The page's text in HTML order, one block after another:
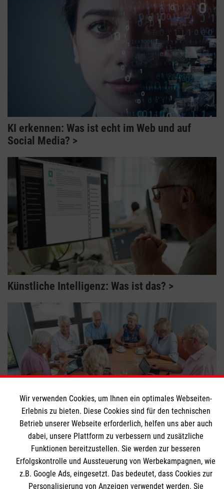
KI erkennen: Was ist echt im Web und auf
Social Media?
Künstliche Intelligenz: Was ist das?
DigitalPakt Alter – jetzt mitmachen
Themenübersicht Über dieses Magazin
Wir verwenden Cookies, um Ihnen ein optimales Webseiten-
Erlebnis zu bieten. Diese Cookies sind für den technischen
Betrieb unserer Webseite erforderlich, helfen uns aber auch
dabei, unsere Plattform zu verbessern und zusätzliche
Funktionen bereitzustellen. Sie werden zur besseren
Erfolgskontrolle und Aussteuerung von Werbekampagnen, wie
z.B. Google Ads, eingesetzt. Das bedeutet, dass Cookies zur
Personalisierung von Anzeigen verwendet werden. Sie